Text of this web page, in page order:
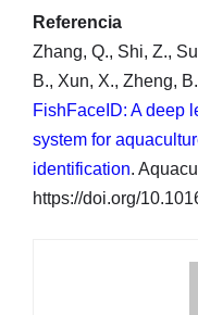
Referencia
Zhang, Q., Shi, Z.,
B., Xun, X., Zheng,
FishFaceID: A deep
system for
identification.
https://doi.org/